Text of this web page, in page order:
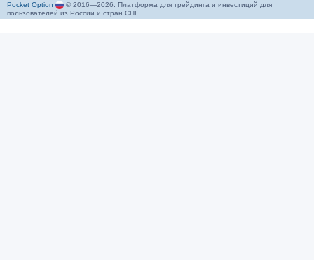
Pocket Option
© 2016—2026. Платформа для трейдинга и инвестиций для
пользователей из России и стран СНГ.